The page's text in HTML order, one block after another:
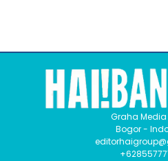
Graha Media
Bogor -